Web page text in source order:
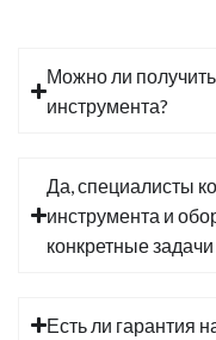
Можно ли
инструмента?
Да, специалисты
инструмента и
конкретные задачи
Есть ли гарантия